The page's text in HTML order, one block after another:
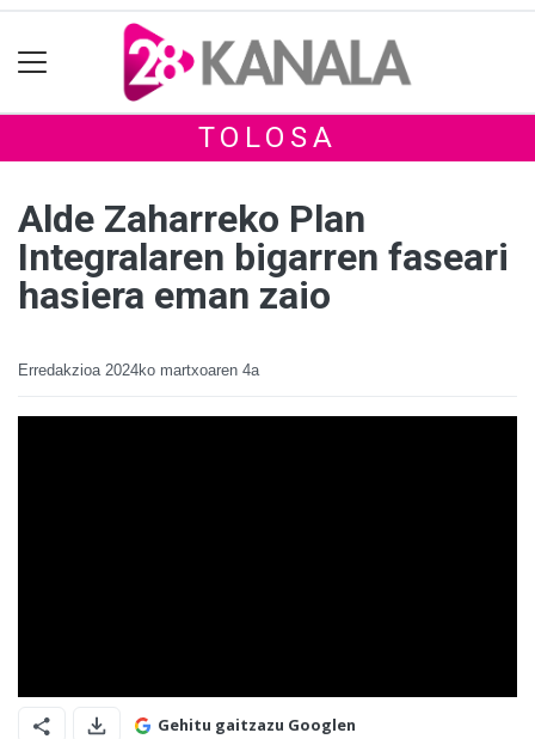
TOLOSA
Alde Zaharreko Plan
Integralaren bigarren faseari
hasiera eman zaio
Erredakzioa 2024ko martxoaren 4a
Gehitu gaitzazu Googlen